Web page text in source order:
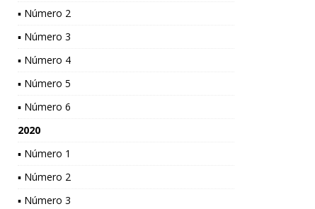
▪ Número 2
▪ Número 3
▪ Número 4
▪ Número 5
▪ Número 6
2020
▪ Número 1
▪ Número 2
▪ Número 3